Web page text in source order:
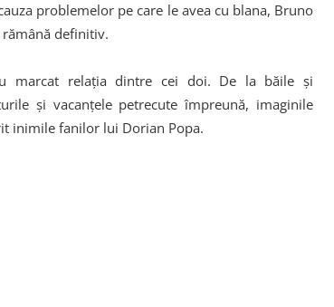
problemelor pe care le avea cu blana, Bruno
rămână definitiv.
marcat relația dintre cei doi. De la băile și
și vacanțele petrecute împreună, imaginile
inimile fanilor lui Dorian Popa.